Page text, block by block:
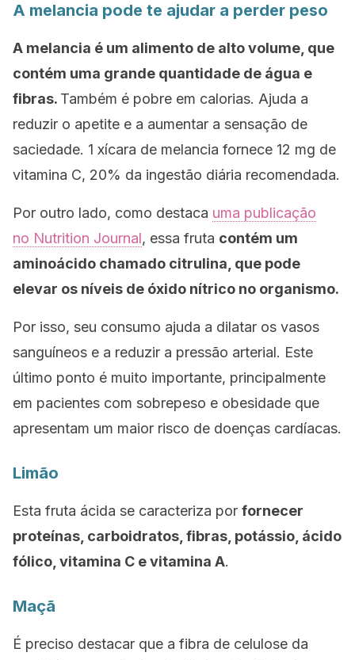
A melancia pode te ajudar a perder peso
A melancia é um alimento de alto volume, que
contém uma grande quantidade de água e
fibras. Também é pobre em calorias. Ajuda a
reduzir o apetite e a aumentar a sensação de
saciedade. 1 xícara de melancia fornece 12 mg de
vitamina C, 20% da ingestão diária recomendada.
Por outro lado, como destaca uma publicação
no Nutrition Journal, essa fruta contém um
aminoácido chamado citrulina, que pode
elevar os níveis de óxido nítrico no organismo.
Por isso, seu consumo ajuda a dilatar os vasos
sanguíneos e a reduzir a pressão arterial. Este
último ponto é muito importante, principalmente
em pacientes com sobrepeso e obesidade que
apresentam um maior risco de doenças cardíacas.
Limão
Esta fruta ácida se caracteriza por fornecer
proteínas, carboidratos, fibras, potássio, ácido
fólico, vitamina C e vitamina A.
Maçã
É preciso destacar que a fibra de celulose da